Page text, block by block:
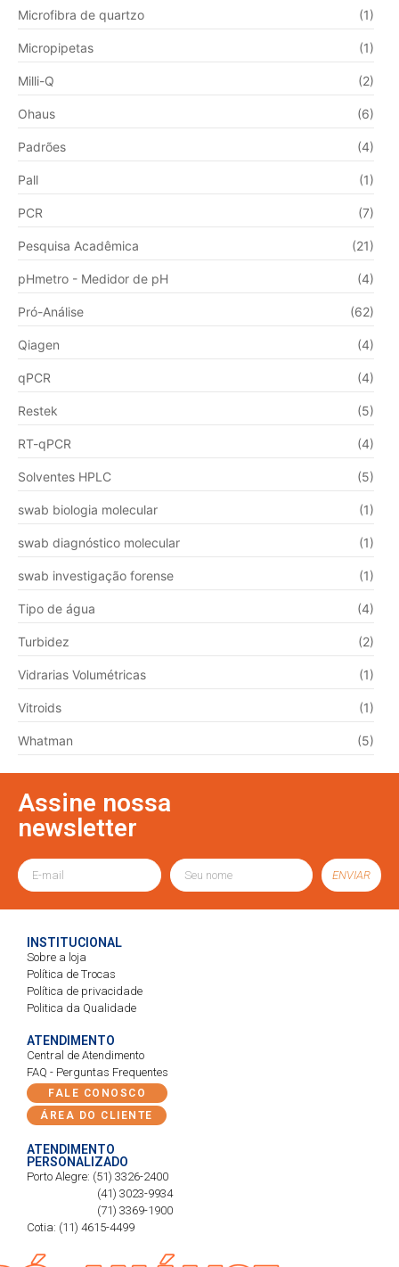
Microfibra de quartzo (1)
Micropipetas (1)
Milli-Q (2)
Ohaus (6)
Padrões (4)
Pall (1)
PCR (7)
Pesquisa Acadêmica (21)
pHmetro - Medidor de pH (4)
Pró-Análise (62)
Qiagen (4)
qPCR (4)
Restek (5)
RT-qPCR (4)
Solventes HPLC (5)
swab biologia molecular (1)
swab diagnóstico molecular (1)
swab investigação forense (1)
Tipo de água (4)
Turbidez (2)
Vidrarias Volumétricas (1)
Vitroids (1)
Whatman (5)
Assine nossa
newsletter
ENVIAR
INSTITUCIONAL
Sobre a loja
Política de Trocas
Política de privacidade
Politica da Qualidade
ATENDIMENTO
Central de Atendimento
FAQ - Perguntas Frequentes
FALE CONOSCO
ÁREA DO CLIENTE
ATENDIMENTO
PERSONALIZADO
Porto Alegre: (51) 3326-2400
(41) 3023-9934
(71) 3369-1900
Cotia: (11) 4615-4499